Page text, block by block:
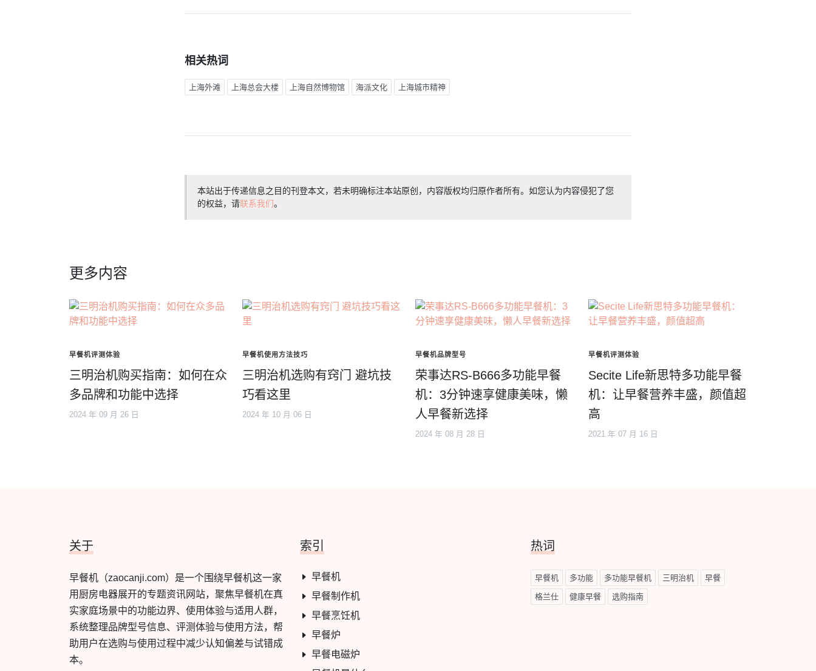
相关热词
上海外滩 上海总会大楼 上海自然博物馆 海派文化 上海城市精神
本站出于传递信息之目的刊登本文，若未明确标注本站原创，内容版权均归原作者所有。如您认为内容侵犯了您
的权益，请联系我们。
更多内容
早餐机评测体验
三明治机购买指南：如何在众
多品牌和功能中选择
2024 年 09 月 26 日
早餐机使用方法技巧
三明治机选购有窍门 避坑技
巧看这里
2024 年 10 月 06 日
早餐机品牌型号
荣事达RS-B666多功能早餐
机：3分钟速享健康美味，懒
人早餐新选择
2024 年 08 月 28 日
早餐机评测体验
Secite Life新思特多功能早餐
机：让早餐营养丰盛，颜值超
高
2021 年 07 月 16 日
关于
早餐机（zaocanji.com）是一个围绕早餐机这一家
用厨房电器展开的专题资讯网站，聚焦早餐机在真
实家庭场景中的功能边界、使用体验与适用人群，
系统整理品牌型号信息、评测体验与使用方法，帮
助用户在选购与使用过程中减少认知偏差与试错成
本。
索引
早餐机
早餐制作机
早餐烹饪机
早餐炉
早餐电磁炉
热词
早餐机 多功能 多功能早餐机 三明治机 早餐
格兰仕 健康早餐 选购指南